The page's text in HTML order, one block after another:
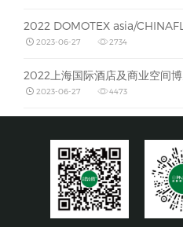
2022 ​DOMOTEX asia/
2023-06-27 2734
2022上海国际酒店及商业空间
2023-06-27 4473